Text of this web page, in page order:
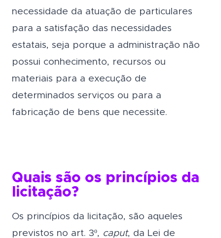
necessidade da atuação de particulares
para a satisfação das necessidades
estatais, seja porque a administração não
possui conhecimento, recursos ou
materiais para a execução de
determinados serviços ou para a
fabricação de bens que necessite.
Quais são os princípios da
licitação?
Os princípios da licitação, são aqueles
previstos no art. 3º, caput, da Lei de